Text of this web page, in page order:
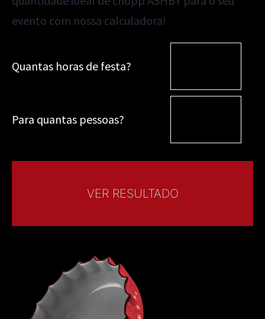
evento com nossa calculadora!
Quantas horas de festa?
Para quantas pessoas?
VER RESULTADO